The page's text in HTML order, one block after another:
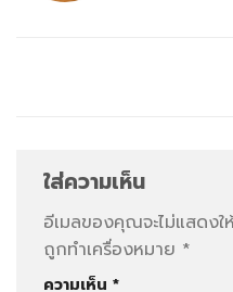
ใส่ความเห็น
อีเมลของคุณจะไม่แสดงใ
ถูกทำเครื่องหมาย *
ความเห็น *